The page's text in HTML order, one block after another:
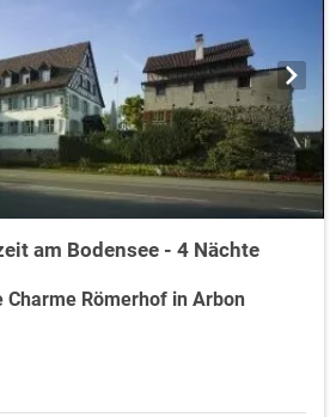
am Bodensee - 4 Nächte
Charme Römerhof in Arbon